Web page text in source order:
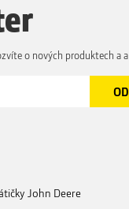
o nových produktech a
John Deere